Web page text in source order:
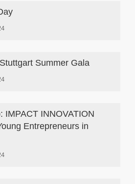
Summer Gala
IMPACT INNOVATION
Entrepreneurs in